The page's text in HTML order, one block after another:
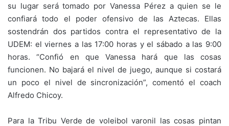
su lugar será tomado por Vanessa Pérez a quien se le
confiará todo el poder ofensivo de las Aztecas. Ellas
sostendrán dos partidos contra el representativo de la
UDEM: el viernes a las 17:00 horas y el sábado a las 9:00
horas. “Confió en que Vanessa hará que las cosas
funcionen. No bajará el nivel de juego, aunque si costará
un poco el nivel de sincronización”, comentó el coach
Alfredo Chicoy.
Para la Tribu Verde de voleibol varonil las cosas pintan